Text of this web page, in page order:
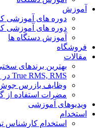
آموزش
دوره های آموزشی
دوره های آموزشی
آموزش دستگاه ها
فروشگاه
مقالات
بهترین برندهای
True RMS, RMS در مولتی متر ها چیست؟
وظایف بازرس
مضرات استفاده از
ویدیوهای آموزشی
استخدام
استخدام کارشناس